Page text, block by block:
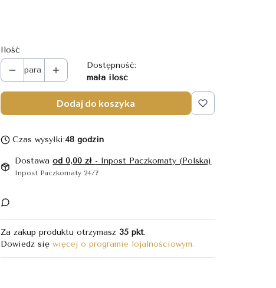
Ilość
para
Dostępność:
mała ilość
Dodaj do koszyka
Czas wysyłki:48 godzin
Dostawaod 0,00 zł - Inpost Paczkomaty (Polska)
Inpost Paczkomaty 24/7
Za zakup produktu otrzymasz 35 pkt.
Dowiedz sięwięcej o programie lojalnościowym.